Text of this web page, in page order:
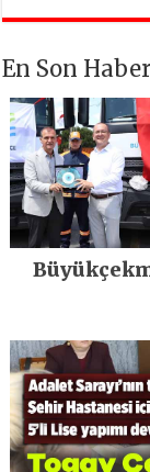
En Son